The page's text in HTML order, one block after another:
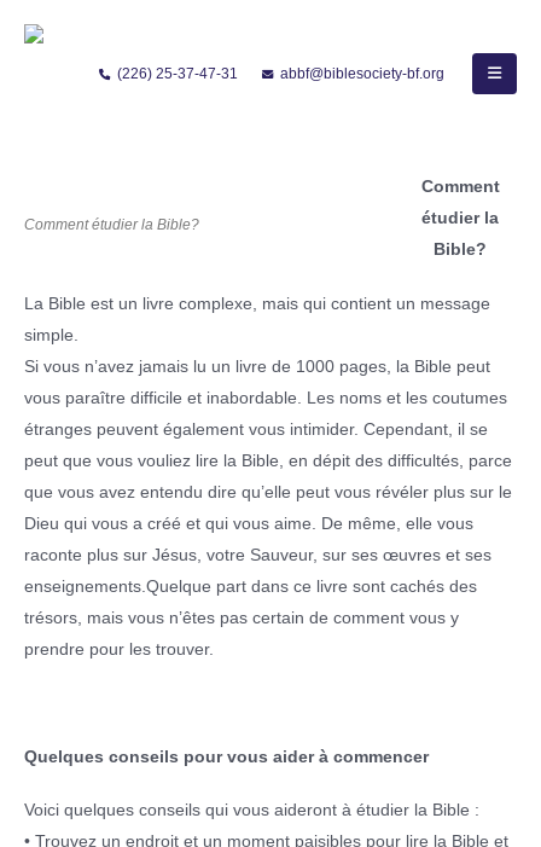
(226) 25-37-47-31 abbf@biblesociety-bf.org
Comment étudier la Bible?
Comment
étudier la
Bible?
La Bible est un livre complexe, mais qui contient un message
simple.
Si vous n’avez jamais lu un livre de 1000 pages, la Bible peut
vous paraître difficile et inabordable. Les noms et les coutumes
étranges peuvent également vous intimider. Cependant, il se
peut que vous vouliez lire la Bible, en dépit des difficultés, parce
que vous avez entendu dire qu’elle peut vous révéler plus sur le
Dieu qui vous a créé et qui vous aime. De même, elle vous
raconte plus sur Jésus, votre Sauveur, sur ses œuvres et ses
enseignements.Quelque part dans ce livre sont cachés des
trésors, mais vous n’êtes pas certain de comment vous y
prendre pour les trouver.
Quelques conseils pour vous aider à commencer
Voici quelques conseils qui vous aideront à étudier la Bible :
• Trouvez un endroit et un moment paisibles pour lire la Bible et